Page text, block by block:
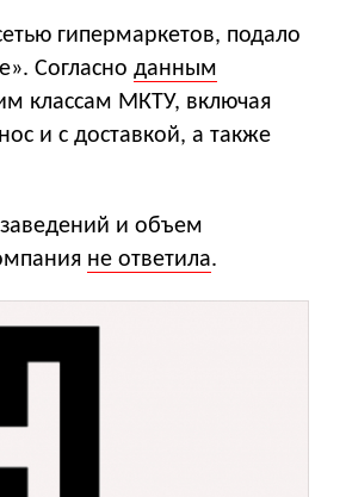
гипермаркетов, подало
Согласно данным
классам МКТУ, включая
и с доставкой, а также
и объем
не ответила.